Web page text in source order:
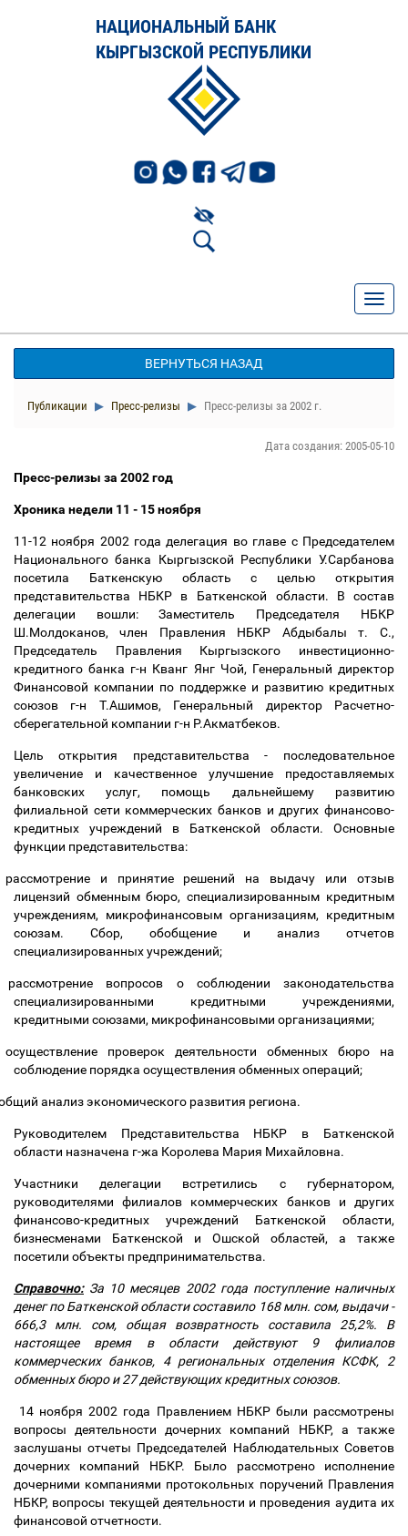
НАЦИОНАЛЬНЫЙ БАНК
КЫРГЫЗСКОЙ РЕСПУБЛИКИ
ВЕРНУТЬСЯ НАЗАД
Публикации Пресс-релизы Пресс-релизы за 2002 г.
Дата создания: 2005-05-10
Пресс-релизы за 2002 год
Хроника недели 11 - 15 ноября
11-12 ноября 2002 года делегация во главе с Председателем
Национального банка Кыргызской Республики У.Сарбанова
посетила Баткенскую область с целью открытия
представительства НБКР в Баткенской области. В состав
делегации вошли: Заместитель Председателя НБКР
Ш.Молдоканов, член Правления НБКР Абдыбалы т. С.,
Председатель Правления Кыргызского инвестиционно-
кредитного банка г-н Кванг Янг Чой, Генеральный директор
Финансовой компании по поддержке и развитию кредитных
союзов г-н Т.Ашимов, Генеральный директор Расчетно-
сберегательной компании г-н Р.Акматбеков.
Цель открытия представительства - последовательное
увеличение и качественное улучшение предоставляемых
банковских услуг, помощь дальнейшему развитию
филиальной сети коммерческих банков и других финансово-
кредитных учреждений в Баткенской области. Основные
функции представительства:
рассмотрение и принятие решений на выдачу или отзыв
лицензий обменным бюро, специализированным кредитным
учреждениям, микрофинансовым организациям, кредитным
союзам. Сбор, обобщение и анализ отчетов
специализированных учреждений;
рассмотрение вопросов о соблюдении законодательства
специализированными кредитными учреждениями,
кредитными союзами, микрофинансовыми организациями;
осуществление проверок деятельности обменных бюро на
соблюдение порядка осуществления обменных операций;
анализ экономического развития региона.
Руководителем Представительства НБКР в Баткенской
области назначена г-жа Королева Мария Михайловна.
Участники делегации встретились с губернатором,
руководителями филиалов коммерческих банков и других
финансово-кредитных учреждений Баткенской области,
бизнесменами Баткенской и Ошской областей, а также
посетили объекты предпринимательства.
Справочно:За 10 месяцев 2002 года поступление наличных
денег по Баткенской области составило 168 млн. сом, выдачи -
666,3 млн. сом, общая возвратность составила 25,2%. В
настоящее время в области действуют 9 филиалов
коммерческих банков, 4 региональных отделения КСФК, 2
обменных бюро и 27 действующих кредитных союзов.
14 ноября 2002 года Правлением НБКР были рассмотрены
вопросы деятельности дочерних компаний НБКР, а также
заслушаны отчеты Председателей Наблюдательных Советов
дочерних компаний НБКР. Было рассмотрено исполнение
дочерними компаниями протокольных поручений Правления
НБКР, вопросы текущей деятельности и проведения аудита их
финансовой отчетности.